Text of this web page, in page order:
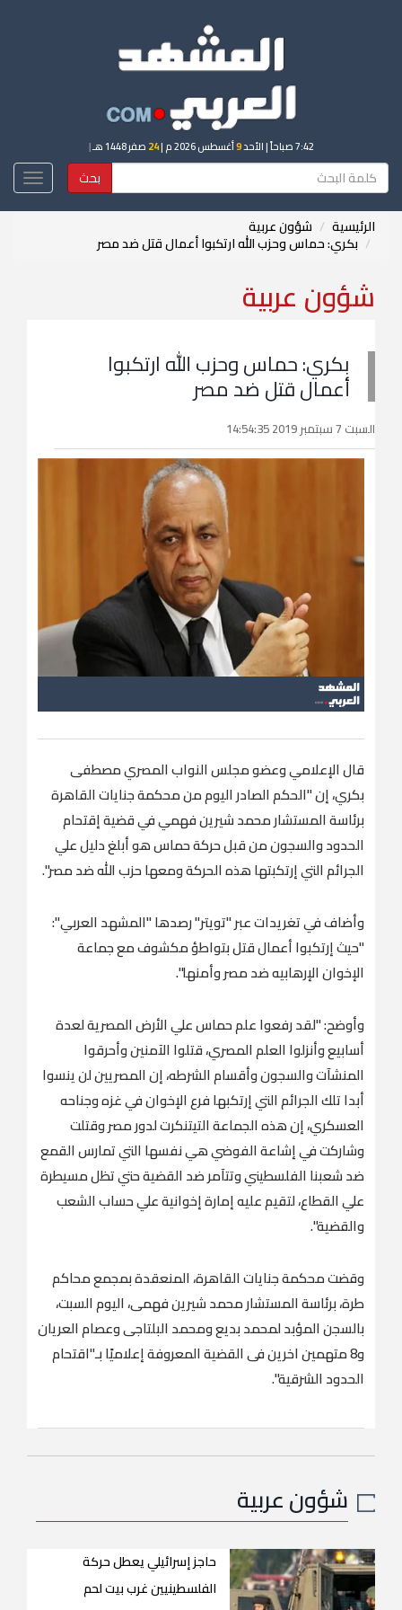
7:42 صباحاً | الأحد9أغسطس 2026 م | 24 صفر 1448 هـ |
بحث
الرئيسية شؤون عربية
بكري: حماس وحزب الله ارتكبوا أعمال قتل ضد مصر
شؤون عربية
بكري: حماس وحزب الله ارتكبوا
أعمال قتل ضد مصر
السبت 7 سبتمبر 2019 14:54:35
قال الإعلامي وعضو مجلس النواب المصري مصطفى
بكري، إن "الحكم الصادر اليوم من محكمة جنايات القاهرة
برئاسة المستشار محمد شيرين فهمي في قضية إقتحام
الحدود والسجون من قبل حركة حماس هو أبلغ دليل علي
الجرائم التي إرتكبتها هذه الحركة ومعها حزب الله ضد مصر".
وأضاف في تغريدات عبر "تويتر" رصدها "المشهد العربي":
"حيث إرتكبوا أعمال قتل بتواطؤ مكشوف مع جماعة
الإخوان الإرهابيه ضد مصر وأمنها".
وأوضح: "لقد رفعوا علم حماس علي الأرض المصرية لعدة
أسابيع وأنزلوا العلم المصري، قتلوا الآمنين وأحرقوا
المنشآت والسجون وأقسام الشرطه، إن المصريين لن ينسوا
أبدا تلك الجرائم التي إرتكبها فرع الإخوان في غزه وجناحه
العسكري، إن هذه الجماعة التيتنكرت لدور مصر وقتلت
وشاركت في إشاعة الفوضي هي نفسها التي تمارس القمع
ضد شعبنا الفلسطيني وتتآمر ضد القضية حتي تظل مسيطرة
علي القطاع، لتقيم عليه إمارة إخوانية علي حساب الشعب
والقضية".
وقضت محكمة جنايات القاهرة، المنعقدة بمجمع محاكم
طرة، برئاسة المستشار محمد شيرين فهمى، اليوم السبت،
بالسجن المؤبد لمحمد بديع ومحمد البلتاجى وعصام العريان
و8 متهمين اخرين فى القضية المعروفة إعلاميًا بـ"اقتحام
الحدود الشرقية".
شؤون عربية
حاجز إسرائيلي يعطل حركة
الفلسطينيين غرب بيت لحم